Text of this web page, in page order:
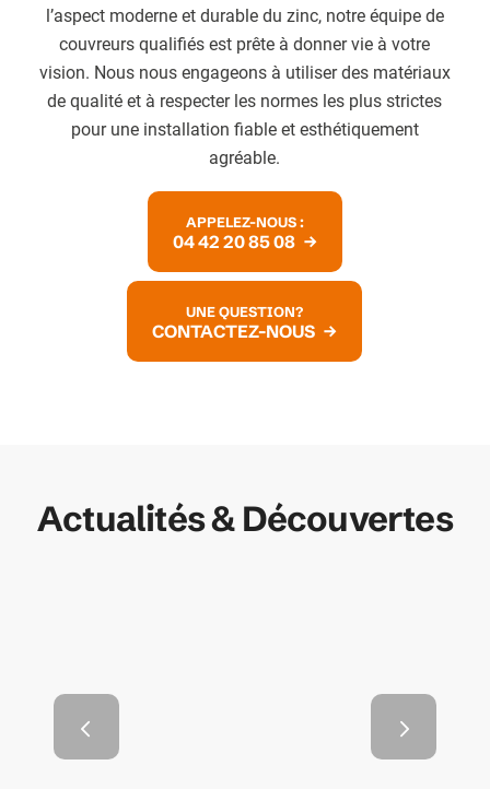
l’aspect moderne et durable du zinc, notre équipe de
couvreurs qualifiés est prête à donner vie à votre
vision. Nous nous engageons à utiliser des matériaux
de qualité et à respecter les normes les plus strictes
pour une installation fiable et esthétiquement
agréable.
APPELEZ-NOUS :
04 42 20 85 08
UNE QUESTION?
CONTACTEZ-NOUS
Actualités & Découvertes
Les propriétés écologiques